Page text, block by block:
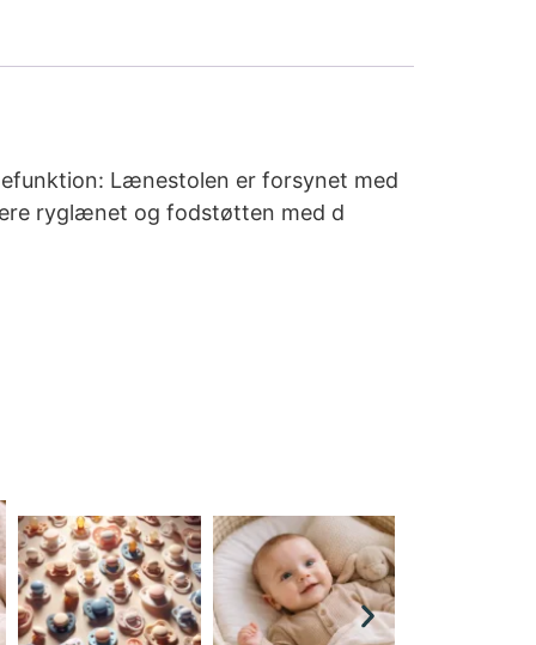
Lænestolen er forsynet med
ryglænet og fodstøtten med d